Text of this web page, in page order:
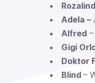
Adela –
Alfred
Gigi
Doktor
Blind –